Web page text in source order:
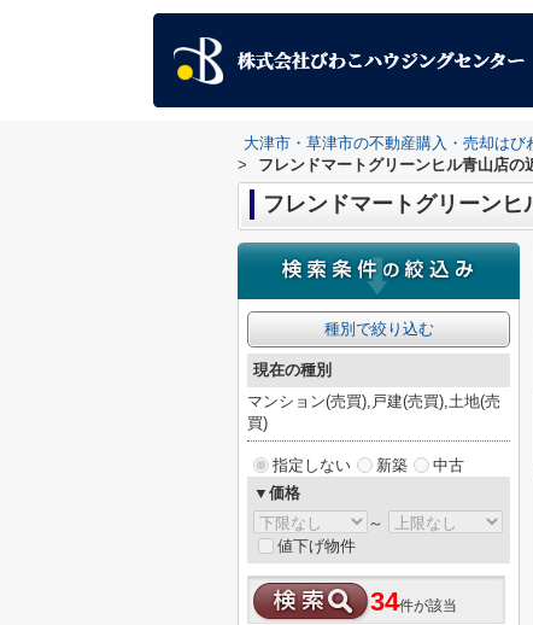
大津市・草津市の不動産購入・売却はび
>
フレンドマートグリーンヒル青山店の
フレンドマートグリーンヒ
種別で絞り込む
現在の種別
マンション(売買),戸建(売買),土地(売
買)
指定しない 新築
中古
▼価格
～
値下げ物件
34件が該当